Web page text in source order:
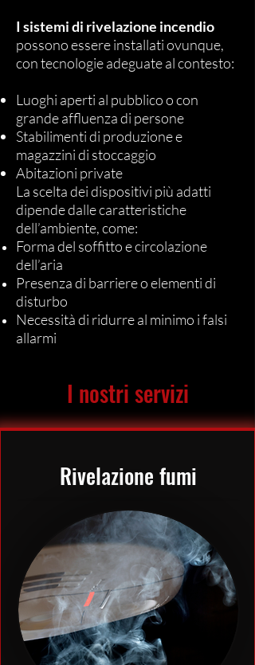
I sistemi di rivelazione incendio
possono essere installati ovunque,
con tecnologie adeguate al contesto:
Luoghi aperti al pubblico o con
grande affluenza di persone
Stabilimenti di produzione e
magazzini di stoccaggio
Abitazioni private
La scelta dei dispositivi più adatti
dipende dalle caratteristiche
dell’ambiente, come:
Forma del soffitto e circolazione
dell’aria
Presenza di barriere o elementi di
disturbo
Necessità di ridurre al minimo i falsi
allarmi
I nostri servizi
Rivelazione fumi